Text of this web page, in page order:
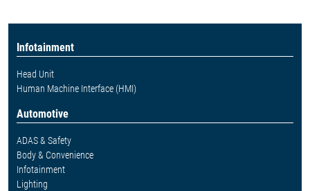
Infotainment
Head Unit
Human Machine Interface (HMI)
Automotive
ADAS & Safety
Body & Convenience
Infotainment
Lighting